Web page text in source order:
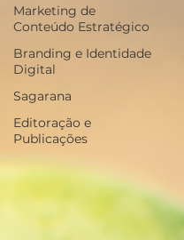
Marketing de
Conteúdo Estratégico
Branding e Identidade
Digital
Sagarana
Editoração e
Publicações